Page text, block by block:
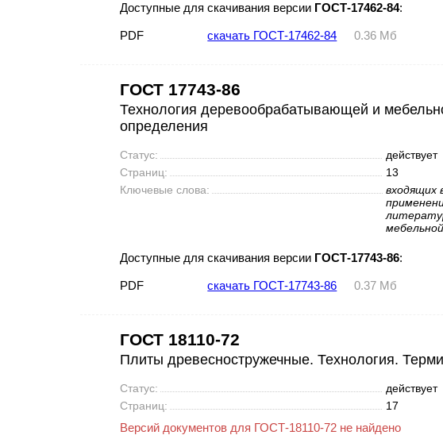
Доступные для скачивания версии ГОСТ-17462-84:
PDF скачать ГОСТ-17462-84 0.36 Мб
ГОСТ 17743-86
Технология деревообрабатывающей и
определения
Статус:
действует
Страниц:
13
Ключевые слова:
входящих
Доступные для скачивания версии ГОСТ-17743-86:
PDF скачать ГОСТ-17743-86 0.37 Мб
ГОСТ 18110-72
Плиты древесностружечные. Технология.
Статус:
действует
Страниц:
17
Версий документов для ГОСТ-18110-72 не найдено